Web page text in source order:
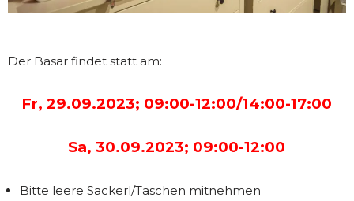
Der Basar findet statt am:
Fr, 29.09.2023; 09:00-12:00/14:00-17:00
Sa, 30.09.2023; 09:00-12:00
Bitte leere Sackerl/Taschen mitnehmen